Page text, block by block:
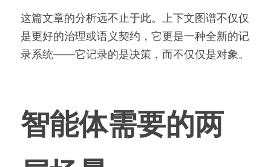
这篇文章的分析远不止于此。上下文图谱不仅仅
是更好的治理或语义契约，它更是一种全新的记
录系统——它记录的是决策，而不仅仅是对象。
智能体需要的两